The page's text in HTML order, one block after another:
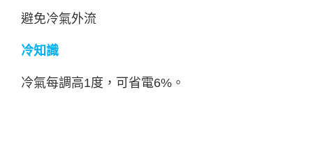
避免冷氣外流
冷知識
冷氣每調高1度，可省電6%。